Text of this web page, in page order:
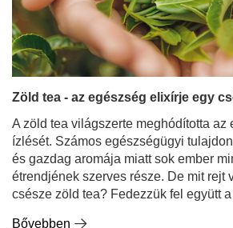
Zöld tea - az egészség elixírje egy
A zöld tea világszerte meghódította az
ízlését. Számos egészségügyi
és gazdag aromája miatt sok ember
étrendjének szerves része. De mit rejt
csésze zöld tea? Fedezzük fel együtt
Bővebben